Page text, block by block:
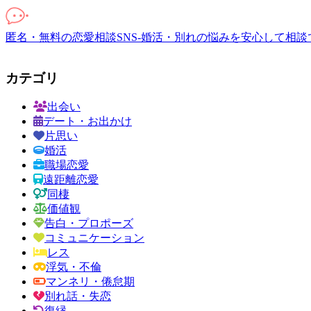
匿名・無料の恋愛相談SNS-婚活・別れの悩みを安心して相
カテゴリ
出会い
デート・お出かけ
片思い
婚活
職場恋愛
遠距離恋愛
同棲
価値観
告白・プロポーズ
コミュニケーション
レス
浮気・不倫
マンネリ・倦怠期
別れ話・失恋